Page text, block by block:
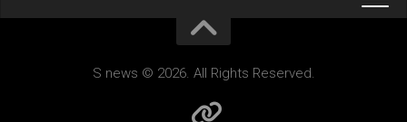
S news © 2026. All Rights Reserved.